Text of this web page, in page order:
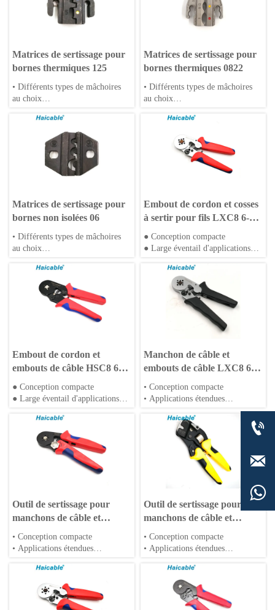
Matrices de sertissage pour
bornes thermiques 125
• Différents types de mâchoires
au choix
Matrices de sertissage pour
bornes thermiques 0822
• Différents types de mâchoires
au choix
Matrices de sertissage pour
bornes non isolées 06
• Différents types de mâchoires
au choix
Embout de cordon et cosses
à sertir pour fils LXC8 6-
4/6-4R
● Conception compacte
● Large éventail d'applications
Embout de cordon et
embouts de câble HSC8 6-
4A
● Conception compacte
● Large éventail d'applications
Manchon de câble et
embouts de câble LXC8 6-
4B
• Conception compacte
• Applications étendues
Outil de sertissage pour
manchons de câble et
embouts de fil VSC9 16-4A
• Conception compacte
• Applications étendues
Outil de sertissage pour
manchons de câble et
embouts de fil VSC10 16-4A
• Conception compacte
• Applications étendues


